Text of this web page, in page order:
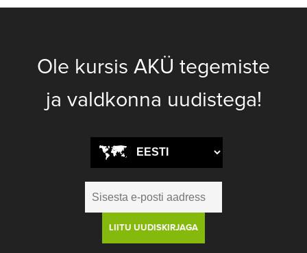
Ole kursis AKÜ tegemiste
ja valdkonna uudistega!